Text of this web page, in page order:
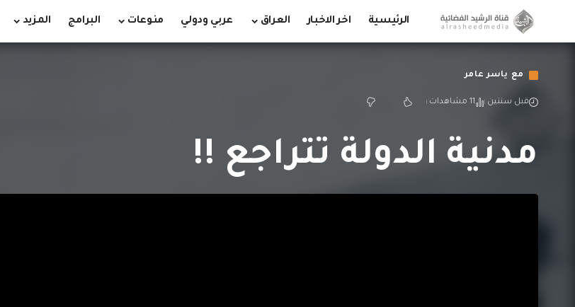
الرئيسية اخر الاخبار العراق عربي ودولي منوعات البرامج المزيد
مع ياسر عامر
قبل سنتين 11 مشاهدات
مدنية الدولة تتراجع !!